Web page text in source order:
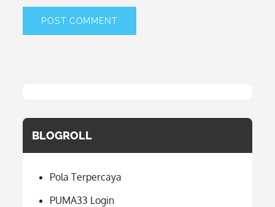
BLOGROLL
Pola Terpercaya
PUMA33 Login